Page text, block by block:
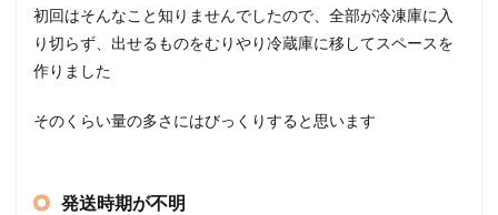
初回はそんなこと知りませんでしたので、全部が冷凍庫に入
り切らず、出せるものをむりやり冷蔵庫に移してスペースを
作りました
そのくらい量の多さにはびっくりすると思います
発送時期が不明